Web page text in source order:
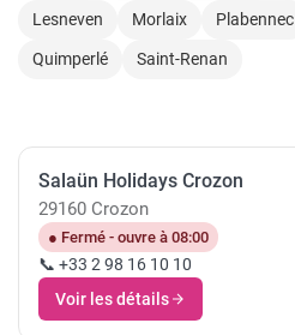
Lesneven
Morlaix Plabennec
Quimperlé
Saint-Renan
Salaün Holidays Crozon
29160 Crozon
● Fermé - ouvre à 08:00
📞 +33 2 98 16 10 10
Voir les détails